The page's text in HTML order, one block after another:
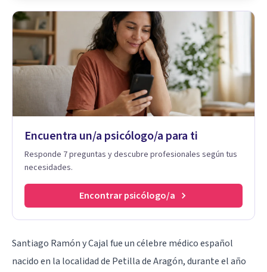
Encuentra un/a psicólogo/a para ti
Responde 7 preguntas y descubre profesionales según tus
necesidades.
Encontrar psicólogo/a
Santiago Ramón y Cajalfue un célebre médico español
nacido en la localidad de Petilla de Aragón, durante el año